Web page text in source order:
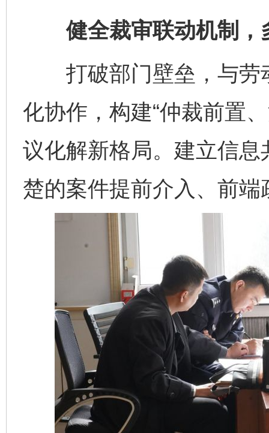
健全裁审联动机制，
打破部门壁垒，与劳
化协作，构建“仲裁前置
议化解新格局。建立信
楚的案件提前介入、前端